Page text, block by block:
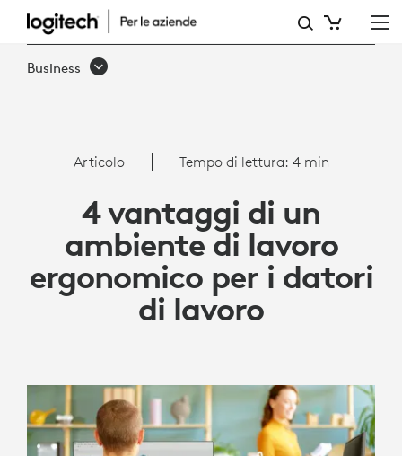
ARTICOLO:
AMBIENTE
LAVORO
ERGONOMICO
DATORI
DI
Business
Articolo Tempo di lettura: 4 min
4 vantaggi di un
ambiente di lavoro
ergonomico per i datori
di lavoro